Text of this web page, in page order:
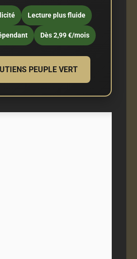
Lecture plus fluide
Dès 2,99 €/mois
PEUPLE VERT